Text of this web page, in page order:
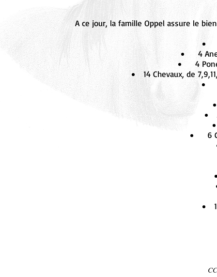
A ce jour, la famille Oppel assure le
4
4
14 Chevaux, de
6